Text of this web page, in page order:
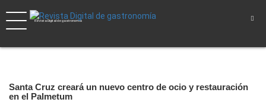
Revista Digital de gastronomía
Santa Cruz creará un nuevo centro de ocio y restauración
en el Palmetum